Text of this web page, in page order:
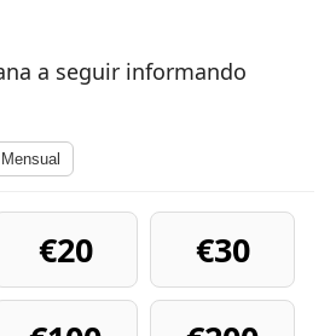
a seguir informando
€20
€30